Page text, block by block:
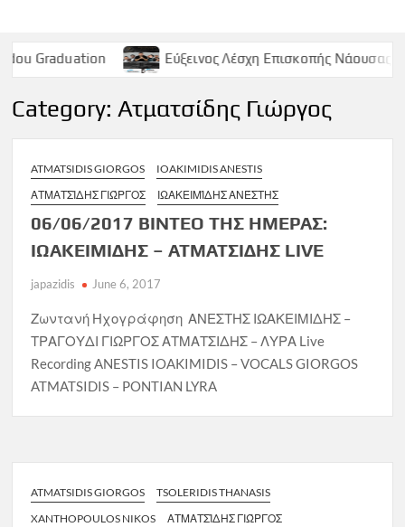
Εύξεινος Λέσχη Επισκοπής Νάουσας – Παρασκευή
Category: Ατματσίδης Γιώργος
ATMATSIDIS GIORGOS
IOAKIMIDIS ANESTIS
ΑΤΜΑΤΣΊΔΗΣ ΓΙΏΡΓΟΣ
ΙΩΑΚΕΙΜΊΔΗΣ ΑΝΈΣΤΗΣ
06/06/2017 ΒΙΝΤΕΟ ΤΗΣ ΗΜΕΡΑΣ:
ΙΩΑΚΕΙΜΙΔΗΣ – ΑΤΜΑΤΣΙΔΗΣ LIVE
japazidis June 6, 2017
Ζωντανή Ηχογράφηση ΑΝΕΣΤΗΣ ΙΩΑΚΕΙΜΙΔΗΣ –
ΤΡΑΓΟΥΔΙ ΓΙΩΡΓΟΣ ΑΤΜΑΤΣΙΔΗΣ – ΛΥΡΑ Live
Recording ANESTIS IOAKIMIDIS – VOCALS GIORGOS
ATMATSIDIS – PONTIAN LYRA
ATMATSIDIS GIORGOS
TSOLERIDIS THANASIS
XANTHOPOULOS NIKOS
ΑΤΜΑΤΣΊΔΗΣ ΓΙΏΡΓΟΣ